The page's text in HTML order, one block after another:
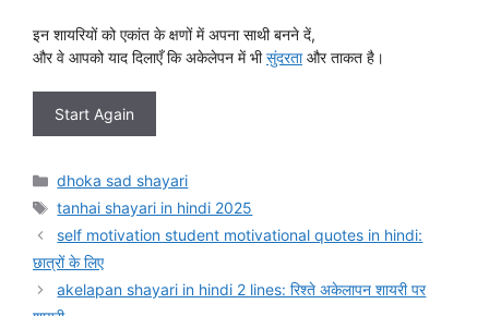
इन शायरियों को एकांत के क्षणों में अपना साथी बनने दें,
और वे आपको याद दिलाएँ कि अकेलेपन में भीसुंदरताऔर ताकत है।
Start Again
Categories
dhoka sad shayari
Tags
tanhai shayari in hindi 2025
self motivation student motivational quotes in hindi:
छात्रों के लिए
akelapan shayari in hindi 2 lines: रिश्ते अकेलापन शायरी पर